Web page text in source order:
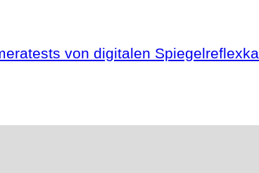
von digitalen